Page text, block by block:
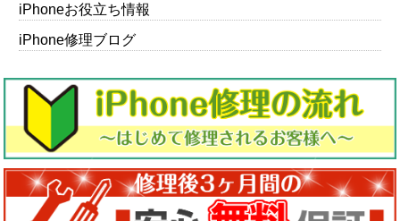
iPhoneお役立ち情報
iPhone修理ブログ